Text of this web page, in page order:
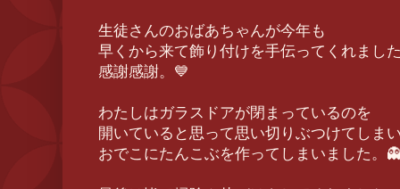
生徒さんのおばあちゃんが今年も
早くから来て飾り付けを手伝ってくれまし
感謝感謝。💙
わたしはガラスドアが閉まっているのを
開いていると思って思い切りぶつけてしま
おでこにたんこぶを作ってしまいました。